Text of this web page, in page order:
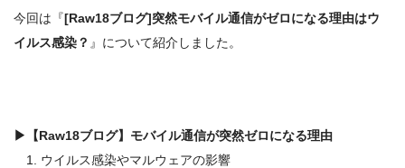
今回は『[Raw18ブログ]突然モバイル通信がゼロになる理由はウ
イルス感染？ 』について紹介しました。
▶
【Raw18ブログ】モバイル通信が突然ゼロになる理由
1. ウイルス感染やマルウェアの影響